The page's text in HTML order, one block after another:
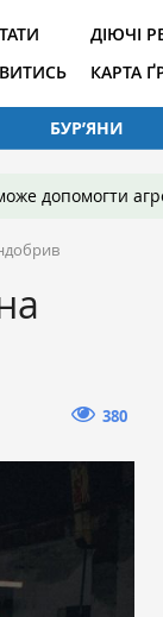
ДІЮЧІ
КАРТА
БУР’ЯНИ
допомогти
380